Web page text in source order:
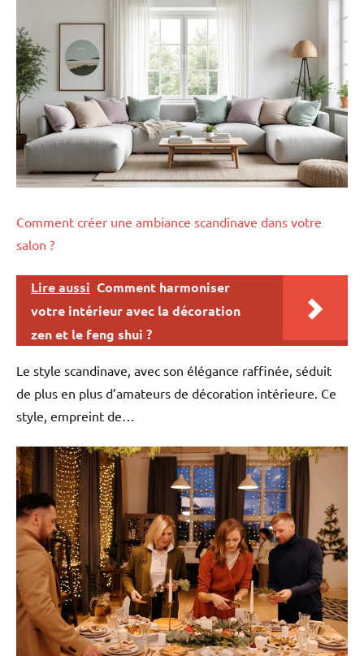
Comment créer une ambiance scandinave dans votre
salon ?
Lire aussi Comment harmoniser
votre intérieur avec la décoration
zen et le feng shui ?
Le style scandinave, avec son élégance raffinée, séduit
de plus en plus d’amateurs de décoration intérieure. Ce
style, empreint de…